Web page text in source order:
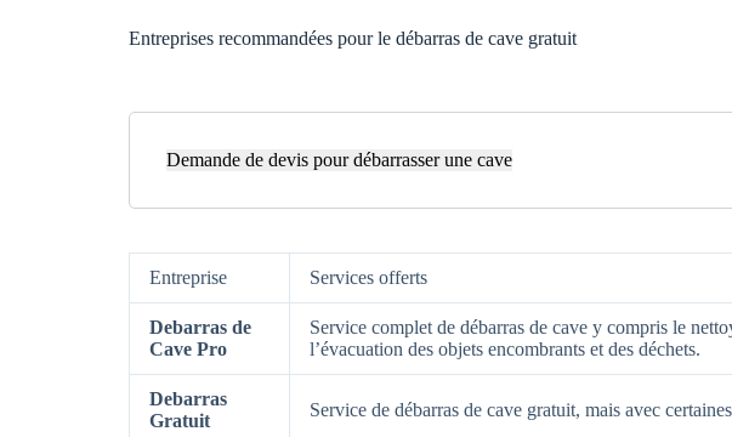
Entreprises recommandées pour le débarras de cave gratuit
Demande de devis pour débarrasser une cave
Entreprise Services offerts
Debarras de
Cave Pro
Service complet de débarras de cave y compris le
l’évacuation des objets encombrants et des déchets.
Debarras
Gratuit
Service de débarras de cave gratuit, mais avec